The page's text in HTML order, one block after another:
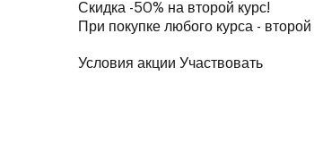
Скидка -50% на второй курс!
При покупке любого курса -
Условия акции Участвовать